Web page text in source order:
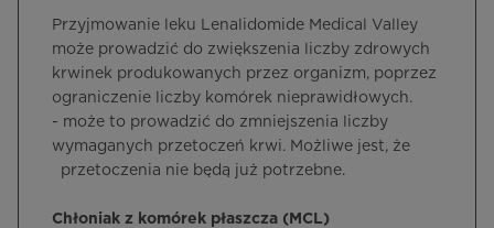
Przyjmowanie leku Lenalidomide Medical Valley
może prowadzić do zwiększenia liczby zdrowych
krwinek produkowanych przez organizm, poprzez
ograniczenie liczby komórek nieprawidłowych.
- może to prowadzić do zmniejszenia liczby
wymaganych przetoczeń krwi. Możliwe jest, że
przetoczenia nie będą już potrzebne.
Chłoniak z komórek płaszcza (MCL)